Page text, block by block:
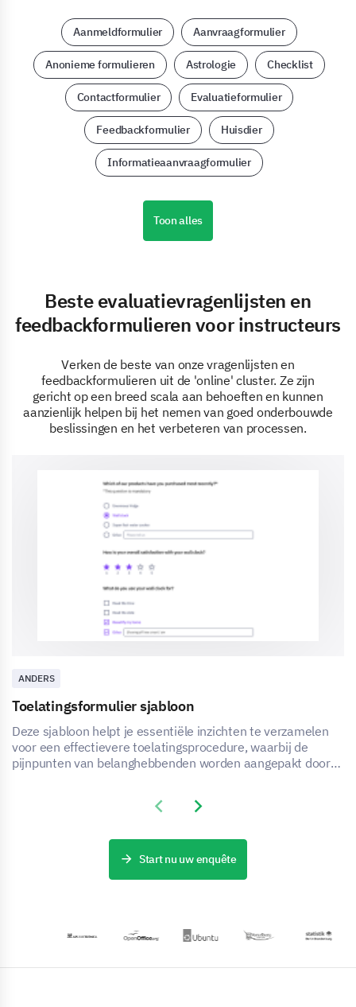
Aanmeldformulier Aanvraagformulier
Anonieme formulieren Astrologie Checklist
Contactformulier Evaluatieformulier
Feedbackformulier Huisdier
Informatieaanvraagformulier
Toon alles
Beste evaluatievragenlijsten en
feedbackformulieren voor instructeurs
Verken de beste van onze vragenlijsten en
feedbackformulieren uit de 'online' cluster. Ze zijn
gericht op een breed scala aan behoeften en kunnen
aanzienlijk helpen bij het nemen van goed onderbouwde
beslissingen en het verbeteren van processen.
ANDERS
Toelatingsformulier sjabloon
Deze sjabloon helpt je essentiële inzichten te verzamelen
voor een effectievere toelatingsprocedure, waarbij de
pijnpunten van belanghebbenden worden aangepakt door
Previous slide
Next slide
Start nu uw enquête